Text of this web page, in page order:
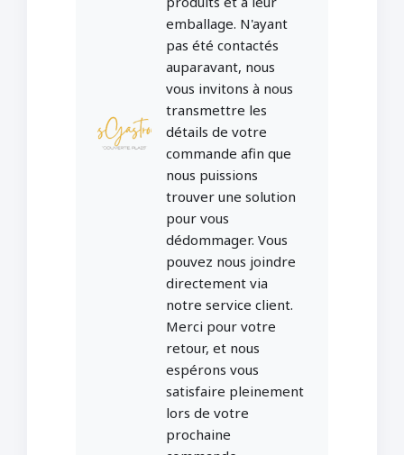
emballage. N'ayant
pas été contactés
auparavant, nous
vous invitons à nous
transmettre les
détails de votre
commande afin que
nous puissions
trouver une solution
pour vous
dédommager. Vous
pouvez nous joindre
directement via
notre service client.
Merci pour votre
retour, et nous
espérons vous
satisfaire pleinement
lors de votre
prochaine